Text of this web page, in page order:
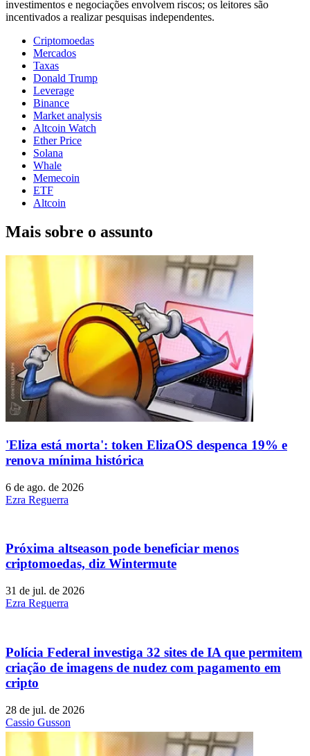
investimentos e negociações envolvem riscos; os leitores são
incentivados a realizar pesquisas independentes.
Criptomoedas
Mercados
Taxas
Donald Trump
Leverage
Binance
Market analysis
Altcoin Watch
Ether Price
Solana
Whale
Memecoin
ETF
Altcoin
Mais sobre o assunto
'Eliza está morta': token ElizaOS despenca 19% e
renova mínima histórica
6 de ago. de 2026
Ezra Reguerra
Próxima altseason pode beneficiar menos
criptomoedas, diz Wintermute
31 de jul. de 2026
Ezra Reguerra
Polícia Federal investiga 32 sites de IA que permitem
criação de imagens de nudez com pagamento em
cripto
28 de jul. de 2026
Cassio Gusson